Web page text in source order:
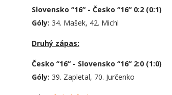
Slovensko “16“ - Česko “16“ 0:2 (0:1)
Góly: 34. Mašek, 42. Michl
Druhý zápas:
Česko “16“ - Slovensko “16“ 2:0 (1:0)
Góly: 39. Zapletal, 70. Jurčenko